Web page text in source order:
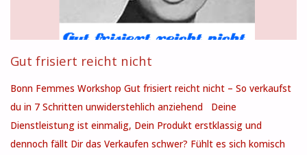
Gut frisiert reicht nicht
Bonn Femmes Workshop Gut frisiert reicht nicht – So verkaufst
du in 7 Schritten unwiderstehlich anziehend Deine
Dienstleistung ist einmalig, Dein Produkt erstklassig und
dennoch fällt Dir das Verkaufen schwer? Fühlt es sich komisch